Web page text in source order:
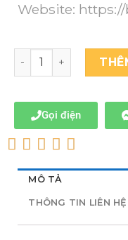
Website:
Gọi điện
MÔ TẢ
THÔNG TIN LIÊN HỆ